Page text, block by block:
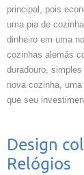
principal, pois
uma pia de
dinheiro em uma
cozinhas alemãs
duradouro,
nova cozinha,
que seu
Design
Relógios